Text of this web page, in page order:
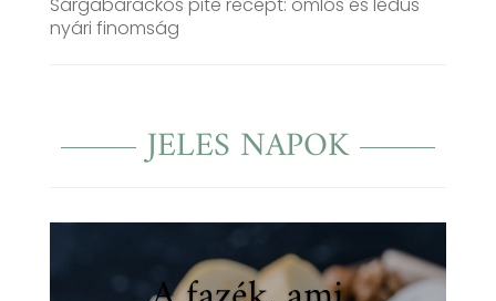
nyári finomság
JELES NAPOK